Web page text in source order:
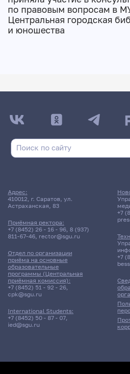
по правовым вопросам в
Центральная городская
и юношества
Адрес:
410012, г. Саратов, ул.
Астраханская, 83
Приёмная ректора:
+7 (8452) 26 - 16 - 96, 8 (937)
811-67-46, rector@sgu.ru
Отдел по организации
приёма на основные
образовательные
программы (Центральная
приёмная комиссия):
+7 (8452) 51 - 92 - 26,
cpk@sgu.ru
International Students:
+7 (8452) 50 - 87 - 07,
ied@sgu.ru
+7
+7